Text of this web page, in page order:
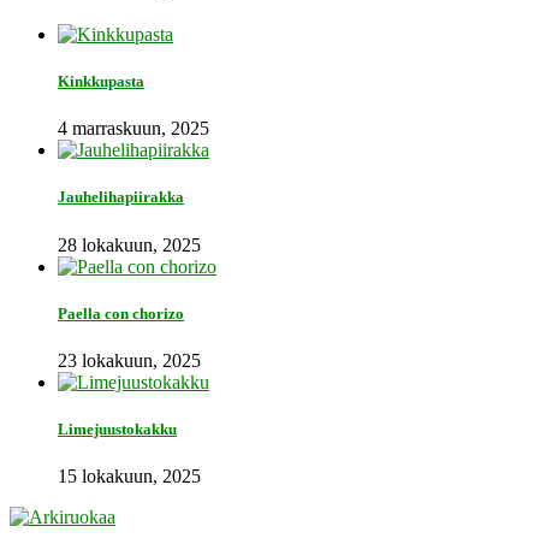
Kinkkupasta
4 marraskuun, 2025
Jauhelihapiirakka
28 lokakuun, 2025
Paella con chorizo
23 lokakuun, 2025
Limejuustokakku
15 lokakuun, 2025